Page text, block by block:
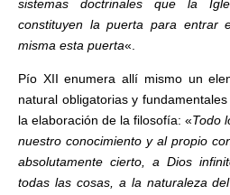
sistemas doctrinales que la
constituyen la puerta para entrar
misma esta puerta«.
Pío XII enumera allí mismo un
natural obligatorias y
la elaboración de la filosofía: «Todo
nuestro conocimiento y al propio
absolutamente cierto, a Dios
todas las cosas, a la naturaleza